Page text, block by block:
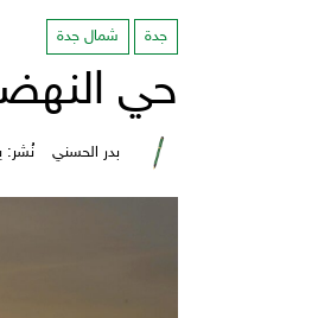
جدة شمال جدة
حي
بدر الحسني نُشر: